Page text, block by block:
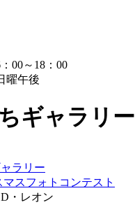
00～18：00
曜午後
ギャラリー
ラリー
マスフォトコンテスト
・レオン